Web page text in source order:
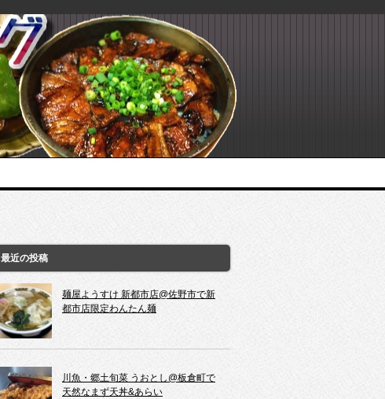
最近の投稿
麺屋ようすけ 新都市店@佐野市で新
都市店限定わんたん麺
川魚・郷土旬菜 うおとし@板倉町で
天然なまず天丼&あらい